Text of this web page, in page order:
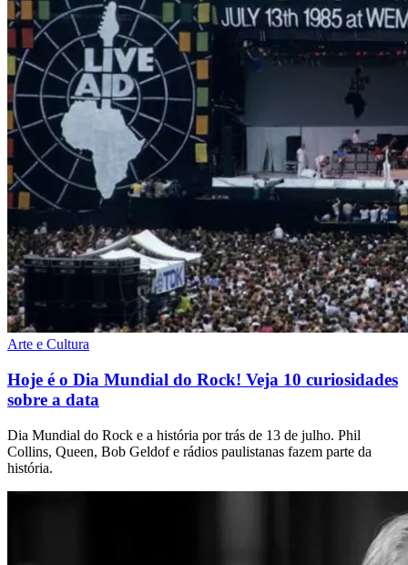
Arte e Cultura
Hoje é o Dia Mundial do Rock! Veja 10 curiosidades
sobre a data
Dia Mundial do Rock e a história por trás de 13 de julho. Phil
Collins, Queen, Bob Geldof e rádios paulistanas fazem parte da
história.